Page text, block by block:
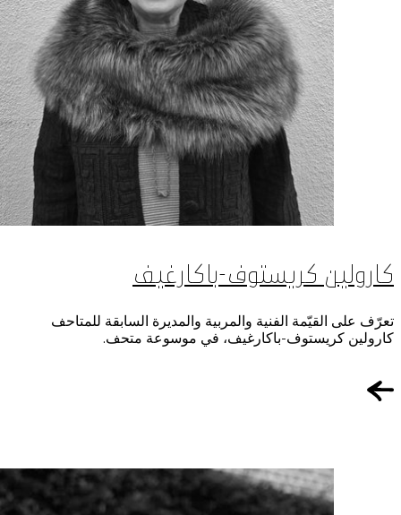
كارولين كريستوف-باكارغيف
تعرّف على القيّمة الفنية والمربية والمديرة السابقة للمتاحف
كارولين كريستوف-باكارغيف، في موسوعة متحف.